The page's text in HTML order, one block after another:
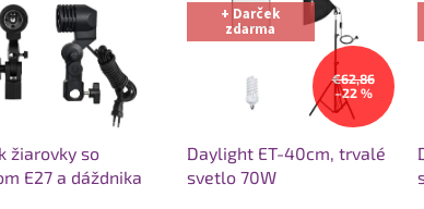
žiarovky so
E27 a dáždnika
+ Darček
zdarma
€62,86
–22 %
Daylight ET-40cm, trvalé
svetlo 70W